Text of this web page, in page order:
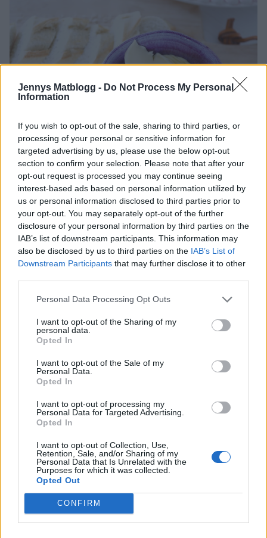
Jennys Matblogg - Do Not Process My Personal
Information
If you wish to opt-out of the sale, sharing to third parties, or
processing of your personal or sensitive information for
targeted advertising by us, please use the below opt-out
section to confirm your selection. Please note that after your
opt-out request is processed you may continue seeing
interest-based ads based on personal information utilized by
us or personal information disclosed to third parties prior to
your opt-out. You may separately opt-out of the further
disclosure of your personal information by third parties on the
IAB’s list of downstream participants. This information may
also be disclosed by us to third parties on the IAB’s List of
Downstream Participants that may further disclose it to other
Personal Data Processing Opt Outs
I want to opt-out of the Sharing of my
personal data.
Opted In
I want to opt-out of the Sale of my
Personal Data.
Opted In
I want to opt-out of processing my
Personal Data for Targeted Advertising.
Opted In
I want to opt-out of Collection, Use,
Retention, Sale, and/or Sharing of my
Personal Data that Is Unrelated with the
Purposes for which it was collected.
Opted Out
CONFIRM
Stora oliver & soltorkade tomater.
Jordgubbar, mums.